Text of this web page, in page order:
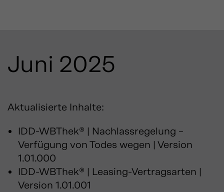
Juni 2025
Aktualisierte Inhalte:
IDD-WBThek® | Nachlassregelung –
Verfügung von Todes wegen | Version
1.01.000
IDD-WBThek® | Leasing-Vertragsarten |
Version 1.01.001